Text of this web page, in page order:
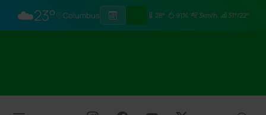
☁️23° Columbus 28° 91% 3km/h 31°/22°